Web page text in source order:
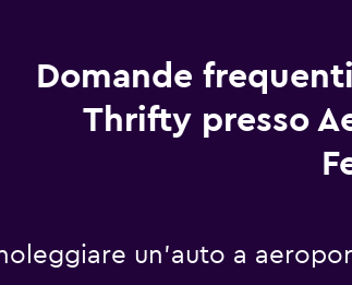
Domande
Thrifty presso
un'auto a